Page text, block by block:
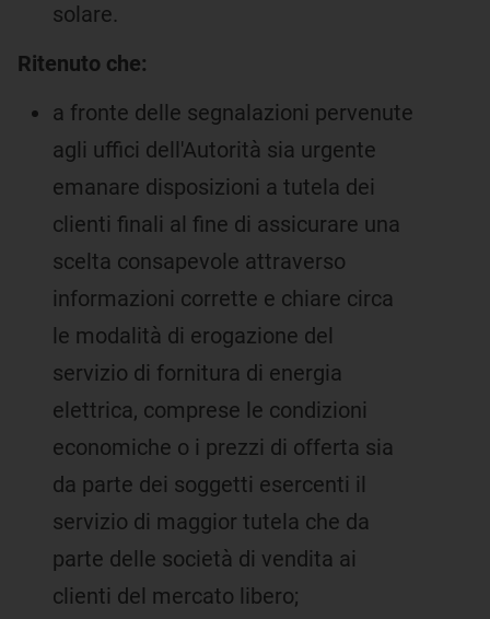
solare.
Ritenuto che:
a fronte delle segnalazioni pervenute
agli uffici dell'Autorità sia urgente
emanare disposizioni a tutela dei
clienti finali al fine di assicurare una
scelta consapevole attraverso
informazioni corrette e chiare circa
le modalità di erogazione del
servizio di fornitura di energia
elettrica, comprese le condizioni
economiche o i prezzi di offerta sia
da parte dei soggetti esercenti il
servizio di maggior tutela che da
parte delle società di vendita ai
clienti del mercato libero;